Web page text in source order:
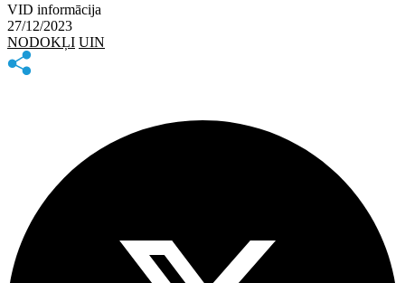
VID informācija
27/12/2023
NODOKĻI UIN